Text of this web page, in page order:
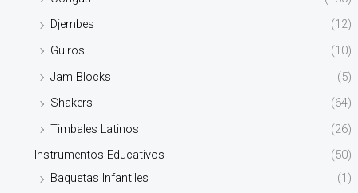
Djembes
(12)
Güiros
(10)
Jam Blocks
(5)
Shakers
(64)
Timbales Latinos
(26)
Instrumentos Educativos
(50)
Baquetas Infantiles
(1)